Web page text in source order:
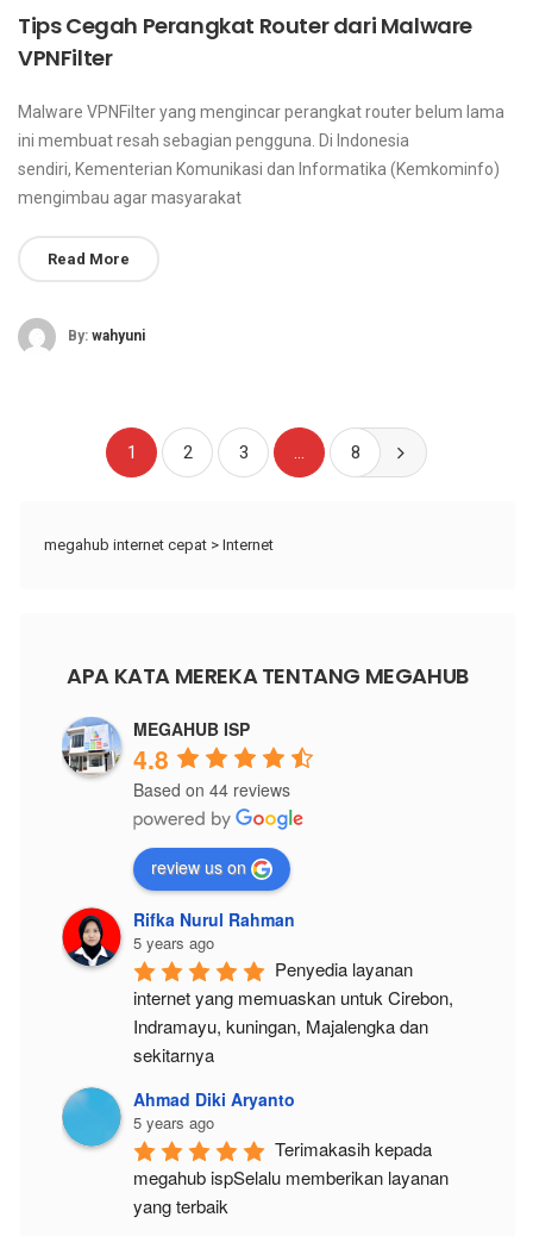
Tips Cegah Perangkat Router dari Malware
VPNFilter
Malware VPNFilter yang mengincar perangkat router belum lama
ini membuat resah sebagian pengguna. Di Indonesia
sendiri, Kementerian Komunikasi dan Informatika (Kemkominfo)
mengimbau agar masyarakat
Read More
By: wahyuni
1 2 3 … 8
megahub internet cepat > Internet
APA KATA MEREKA TENTANG MEGAHUB
MEGAHUB ISP
4.8
Based on 44 reviews
review us on
Rifka Nurul Rahman
5 years ago
Penyedia layanan
internet yang memuaskan untuk Cirebon,
Indramayu, kuningan, Majalengka dan
sekitarnya
Ahmad Diki Aryanto
5 years ago
Terimakasih kepada
megahub ispSelalu memberikan layanan
yang terbaik